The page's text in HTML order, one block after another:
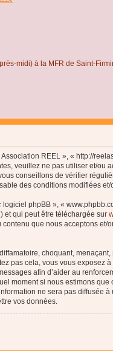
midi) à la MFR de Saint-
REEL », « http://
veuillez ne pas utiliser et/
conseillons de vérifier
des conditions modifiées et/
phpBB », «
et qui peut être téléchargée sur
que nous acceptons
choquant,
pas cela, vous vous exposez
afin d’aider au
moment si nous estimons
ne sera pas diffusée
vos données.